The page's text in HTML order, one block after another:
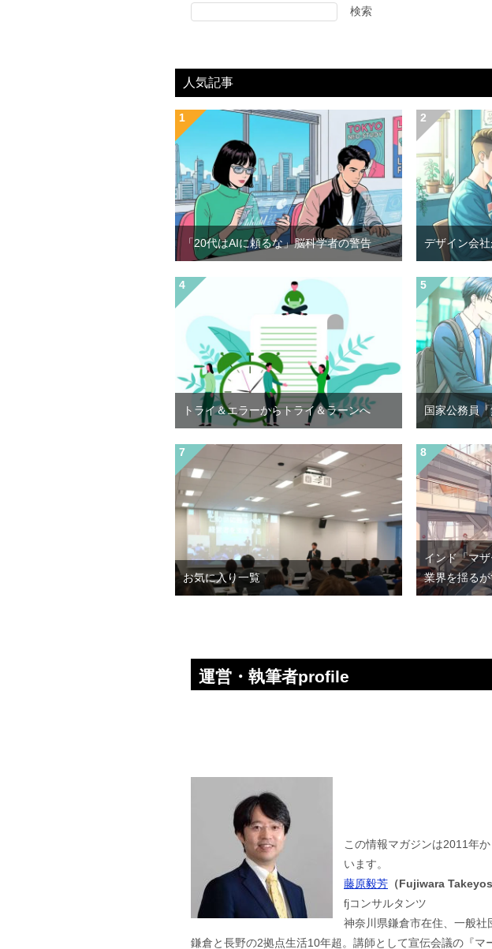
検索
人気記事
「20代はAIに頼るな」脳科学者の警告 デザイン会
トライ＆エラーからトライ＆ラーンへ 国家公務員
お気に入り一覧
インド「マ
業界を揺る
運営・執筆者profile
この情報マガジンは2011年
います。
藤原毅芳 （Fujiwara
fjコンサルタンツ
神奈川県鎌倉市在住、一般
鎌倉と長野の2拠点生活10年超。講師として宣伝会議の『